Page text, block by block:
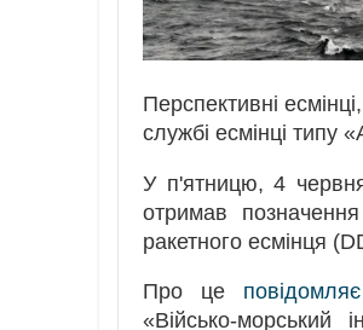
Перспективні
службі есмінці типу
У п'ятницю, 4
отримав
ракетного есмінця
Про це повідомляє
«Військо-